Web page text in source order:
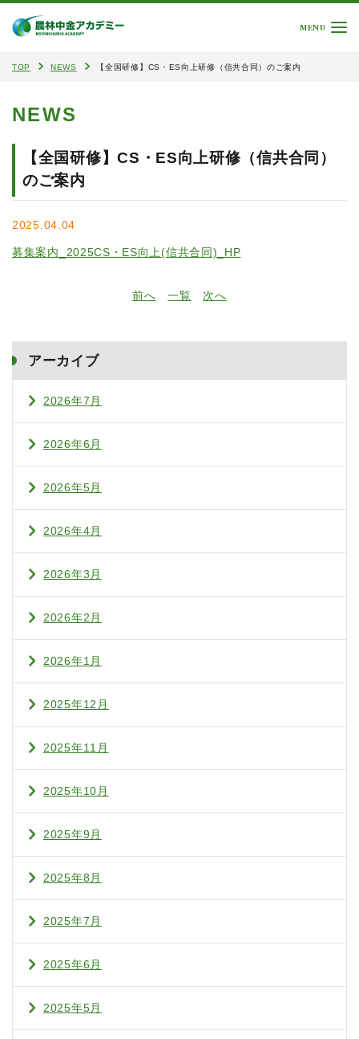
MENU
TOP NEWS 【全国研修】CS・ES向上研修（信共合同）のご案内
NEWS
【全国研修】CS・ES向上研修（信共合同）
のご案内
2025.04.04
募集案内_2025CS・ES向上(信共合同)_HP
前へ 一覧 次へ
アーカイブ
2026年7月
2026年6月
2026年5月
2026年4月
2026年3月
2026年2月
2026年1月
2025年12月
2025年11月
2025年10月
2025年9月
2025年8月
2025年7月
2025年6月
2025年5月